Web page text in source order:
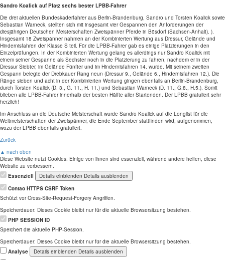
Sandro Koalick auf Platz sechs bester LPBB-Fahrer
Die drei aktuellen Bundeskaderfahrer aus Berlin-Brandenburg, Sandro und Torsten Koalick sowie
Sebastian Warneck, stellten sich mit insgesamt vier Gespannen den Anforderungen der
diesjährigen Deutschen Meisterschaften Zweispänner Pferde in Bösdorf (Sachsen-Anhalt). ).
Insgesamt 18 Zweispänner nahmen an der Kombinierten Wertung aus Dressur, Gelände und
Hindernisfahren der Klasse S teil. Für die LPBB-Fahrer gab es einige Platzierungen in den
Einzelprüfungen. In der Kombinierten Wertung gelang es allerdings nur Sandro Koalick mit
einem seiner Gespanne als Sechster noch in die Platzierung zu fahren, nachdem er in der
Dressur Siebter, im Gelände Fünfter und im Hindernisfahren 14. wurde. Mit seinem zweiten
Gespann belegte der Drebkauer Rang neun (Dressur 9., Gelände 6., Hindernisfahren 12.). Die
Ränge sieben und acht in der Kombinierten Wertung gingen ebenfalls an Berlin-Brandenburg,
durch Torsten Koalick (D. 3., G. 11., H. 11.) und Sebastian Warneck (D. 11., G.8., H.5.). Somit
blieben alle LPBB-Fahrer innerhalb der besten Hälfte aller Startenden. Der LPBB gratuliert sehr
herzlich!
Im Anschluss an die Deutsche Meisterschaft wurde Sandro Koalick auf die Longlist für die
Weltmeisterschaften der Zweispänner, die Ende September stattfinden wird, aufgenommen,
wozu der LPBB ebenfalls gratuliert.
Zurück
▲ nach oben
Diese Website nutzt Cookies. Einige von ihnen sind essenziell, während andere helfen, diese
Website zu verbessern.
Essenziell
Details einblenden Details ausblenden
Contao HTTPS CSRF Token
Schützt vor Cross-Site-Request-Forgery Angriffen.
Speicherdauer: Dieses Cookie bleibt nur für die aktuelle Browsersitzung bestehen.
PHP SESSION ID
Speichert die aktuelle PHP-Session.
Speicherdauer: Dieses Cookie bleibt nur für die aktuelle Browsersitzung bestehen.
Analyse
Details einblenden Details ausblenden